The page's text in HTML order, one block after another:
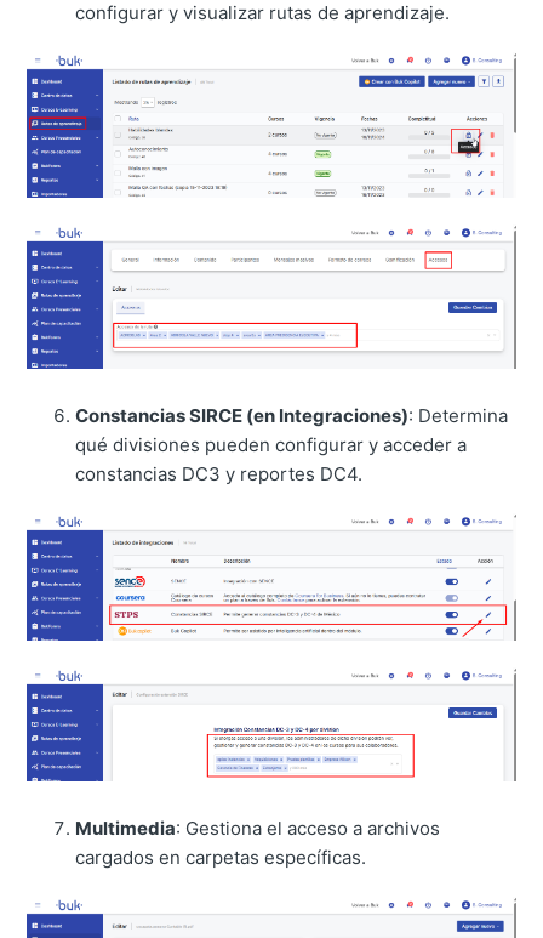
configurar y visualizar rutas de aprendizaje.
Constancias SIRCE (en Integraciones): Determina
qué divisiones pueden configurar y acceder a
constancias DC3 y reportes DC4.
Multimedia: Gestiona el acceso a archivos
cargados en carpetas específicas.